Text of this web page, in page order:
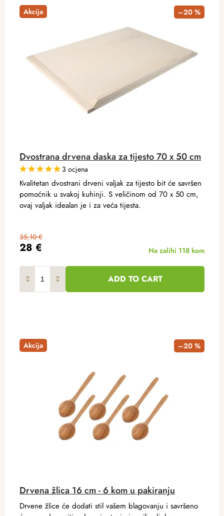
Akcija –20 %
Dvostrana drvena daska za tijesto 70 x 50 cm
3 ocjena
28 €
35,10 €
Na zalihi 118 kom
ADD TO CART
Kvalitetan dvostrani drveni valjak za tijesto bit će savršen
pomoćnik u svakoj kuhinji. S veličinom od 70 x 50 cm,
ovaj valjak idealan je i za veća tijesta.
Akcija –20 %
Drvena žlica 16 cm - 6 kom u pakiranju
Drvene žlice će dodati stil vašem blagovanju i savršeno